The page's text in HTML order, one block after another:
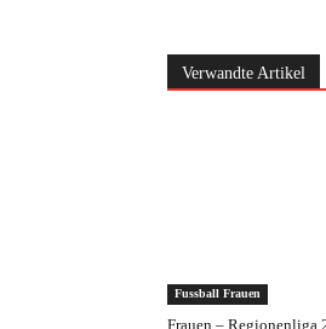
Verwandte Artikel
Fussball Frauen
Frauen – Regionenliga